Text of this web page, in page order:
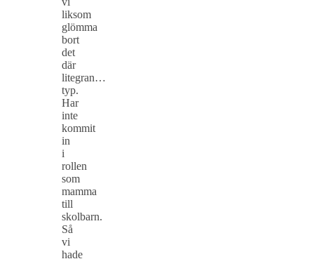
liksom
glömma
bort
det
där
litegran…
typ.
Har
inte
kommit
in
i
rollen
som
mamma
till
skolbarn.
Så
vi
hade